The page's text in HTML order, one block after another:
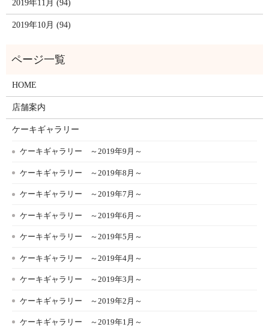
2019年11月 (94)
2019年10月 (94)
HOME
店舗案内
ケーキギャラリー
ケーキギャラリー ～2019年9月～
ケーキギャラリー ～2019年8月～
ケーキギャラリー ～2019年7月～
ケーキギャラリー ～2019年6月～
ケーキギャラリー ～2019年5月～
ケーキギャラリー ～2019年4月～
ケーキギャラリー ～2019年3月～
ケーキギャラリー ～2019年2月～
ケーキギャラリー ～2019年1月～